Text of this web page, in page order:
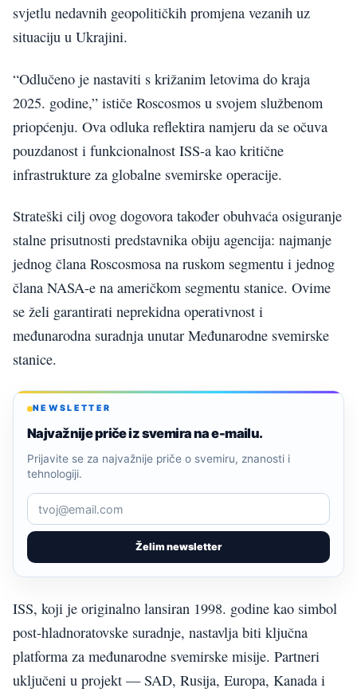
svjetlu nedavnih geopolitičkih promjena vezanih uz
situaciju u Ukrajini.
“Odlučeno je nastaviti s križanim letovima do kraja
2025. godine,” ističe Roscosmos u svojem službenom
priopćenju. Ova odluka reflektira namjeru da se očuva
pouzdanost i funkcionalnost ISS-a kao kritične
infrastrukture za globalne svemirske operacije.
Strateški cilj ovog dogovora također obuhvaća osiguranje
stalne prisutnosti predstavnika obiju agencija: najmanje
jednog člana Roscosmosa na ruskom segmentu i jednog
člana NASA-e na američkom segmentu stanice. Ovime
se želi garantirati neprekidna operativnost i
međunarodna suradnja unutar Međunarodne svemirske
stanice.
NEWSLETTER
Najvažnije priče iz svemira na e-mailu.
Želim newsletter
Prijavite se za najvažnije priče o svemiru, znanosti i
tehnologiji.
ISS, koji je originalno lansiran 1998. godine kao simbol
post-hladnoratovske suradnje, nastavlja biti ključna
platforma za međunarodne svemirske misije. Partneri
uključeni u projekt — SAD, Rusija, Europa, Kanada i